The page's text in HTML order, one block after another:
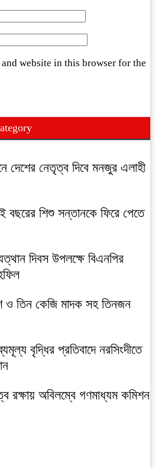
and website in this browser for the
দেশের নেতৃত্ব দিবে মনজুর এলাহী
বছরের শিশু সন্তানকে ফিরে পেতে
দিবস উপলক্ষে বিএনপির
ও তিন কেজি মাদক সহ তিনজন
বৃদ্ধির প্রতিবাদে নরসিংদীতে
রক্ষায় অবিলম্বে গণমাধ্যম কমিশন